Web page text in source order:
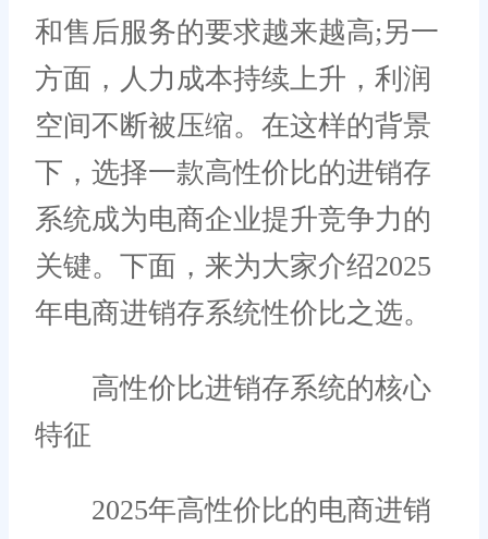
和售后服务的要求越来越高;另一
方面，人力成本持续上升，利润
空间不断被压缩。在这样的背景
下，选择一款高性价比的进销存
系统成为电商企业提升竞争力的
关键。下面，来为大家介绍2025
年电商进销存系统性价比之选。
高性价比进销存系统的核心
特征
2025年高性价比的电商进销